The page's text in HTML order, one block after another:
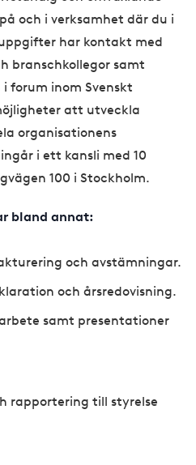
och i verksamhet där du i
har kontakt med
branschkollegor samt
forum inom Svenskt
att utveckla
organisationens
i ett kansli med 10
100 i Stockholm.
bland annat:
och avstämningar.
och årsredovisning.
samt presentationer
rapportering till styrelse